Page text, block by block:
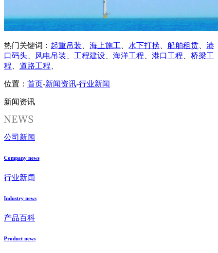
热门关键词： 起重吊装、 海上施工、 水下打捞、 船舶租赁、 港
口码头、 风电吊装、 工程建设、 海洋工程、 港口工程、 桥梁工
程、 道路工程、
位置： 首页-新闻资讯-行业新闻
新闻资讯
公司新闻
Company news
行业新闻
Industry news
产品百科
Product news